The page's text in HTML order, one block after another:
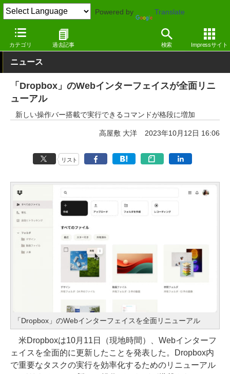
Powered by Translate
カテゴリ 過去記事 検索 Impressサイト
窓の杜 インターネット Webサービス
ニュース
「Dropbox」のWebインターフェイスが全面リニ
ューアル
新しい操作バー搭載で実行できるコマンドが格段に増加
高屋敷 大洋 2023年10月12日 16:06
リスト
「Dropbox」のWebインターフェイスを全面リニューアル
米Dropboxは10月11日（現地時間）、Webインターフ
ェイスを全面的に更新したことを発表した。Dropbox内
で重要なタスクの実行を効率化するためのリニューアル